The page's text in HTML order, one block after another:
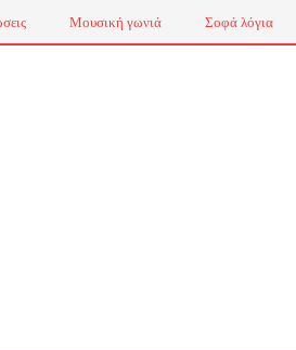
Μουσική γωνιά Σοφά λόγια